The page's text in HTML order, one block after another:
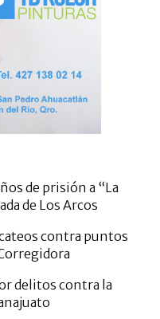
de prisión a “La
de Los Arcos
contra puntos
delitos contra la